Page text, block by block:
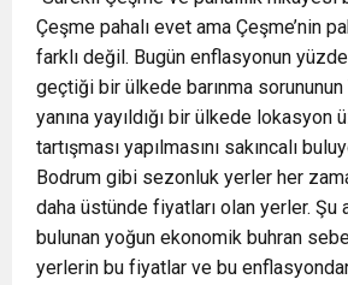
Çeşme pahalı evet ama Çeşme’nin
farklı değil. Bugün enflasyonun yüzde
geçtiği bir ülkede barınma sorununun
yanına yayıldığı bir ülkede lokasyon
tartışması yapılmasını sakıncalı
Bodrum gibi sezonluk yerler her
daha üstünde fiyatları olan yerler. Şu
bulunan yoğun ekonomik buhran
yerlerin bu fiyatlar ve bu